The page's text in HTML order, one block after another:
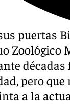
puertas
pero
a la